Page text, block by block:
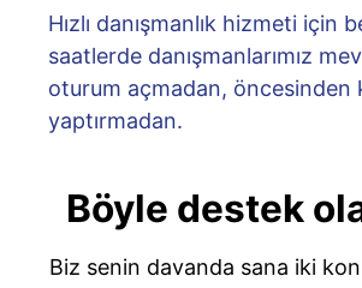
Hızlı danışmanlık hizmeti için
saatlerde danışmanlarımız
oturum açmadan, öncesinden
yaptırmadan.
Böyle destek
Biz senin davanda sana iki